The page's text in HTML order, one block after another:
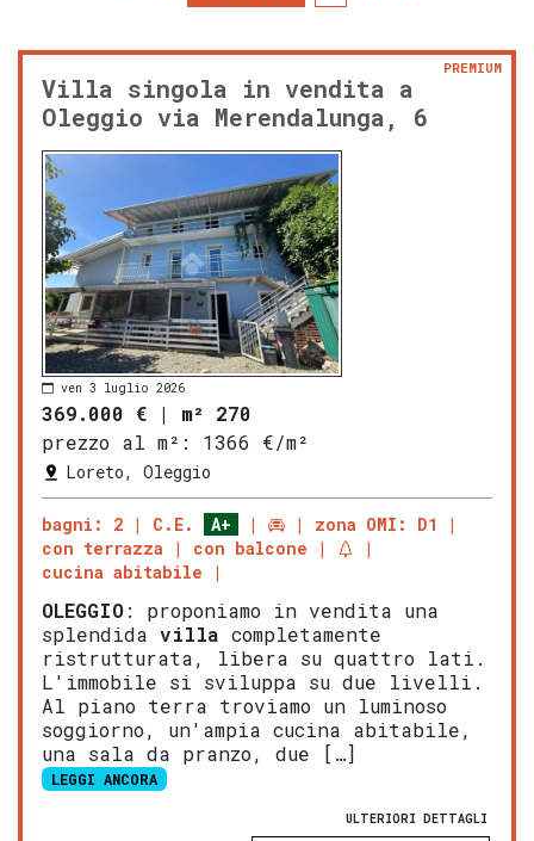
Villa singola in vendita a
Oleggio via Merendalunga, 6
PREMIUM
ven 3 luglio 2026
369.000 € | m² 270
prezzo al m²:
1366 €/m²
Loreto, Oleggio
bagni: 2 C.E. A+
zona OMI: D1
con terrazza
con balcone
cucina abitabile
OLEGGIO: proponiamo in vendita una
splendida villa completamente
ristrutturata, libera su quattro lati.
L'immobile si sviluppa su due livelli.
Al piano terra troviamo un luminoso
soggiorno, un'ampia cucina abitabile,
una sala da pranzo, due […]
LEGGI ANCORA
ULTERIORI DETTAGLI